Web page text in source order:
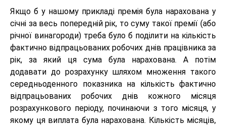
Якщо б у нашому прикладі премія була нарахована у
січні за весь попередній рік, то суму такої премії (або
річної винагороди) треба було б поділити на кількість
фактично відпрацьованих робочих днів працівника за
рік, за який ця сума була нарахована. А потім
додавати до розрахунку шляхом множення такого
середньоденного показника на кількість фактично
відпрацьованих робочих днів кожного місяця
розрахункового періоду, починаючи з того місяця, у
якому ця виплата була нарахована. Кількість місяців,